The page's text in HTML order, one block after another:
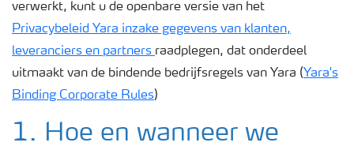
verwerkt, kunt u de openbare versie van het
Privacybeleid Yara inzake gegevens van klanten,
leveranciers en partners raadplegen, dat onderdeel
uitmaakt van de bindende bedrijfsregels van Yara (Yara's
Binding Corporate Rules)
1. Hoe en wanneer we